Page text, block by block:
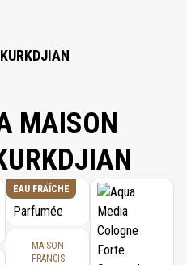
(IRON OXIDES); COUMARIN;
MAISON
EAU FRAÎCHE
MAISON
FRANCIS